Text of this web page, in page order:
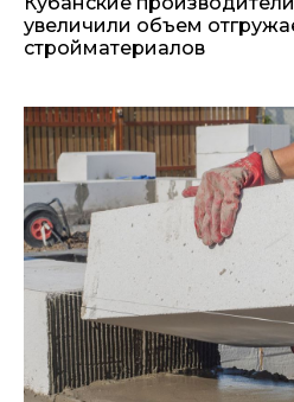
увеличили объем
стройматериалов